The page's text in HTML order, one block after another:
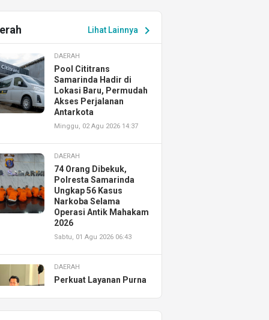
Lihat Lainnya chevron_right
DAERAH
Pool Cititrans
Samarinda Hadir di
Lokasi Baru, Permudah
Akses Perjalanan
Antarkota
Minggu, 02 Agu 2026 14:37
DAERAH
74 Orang Dibekuk,
Polresta Samarinda
Ungkap 56 Kasus
Narkoba Selama
Operasi Antik Mahakam
2026
Sabtu, 01 Agu 2026 06:43
DAERAH
Perkuat Layanan Purna
Resmikan AHASS